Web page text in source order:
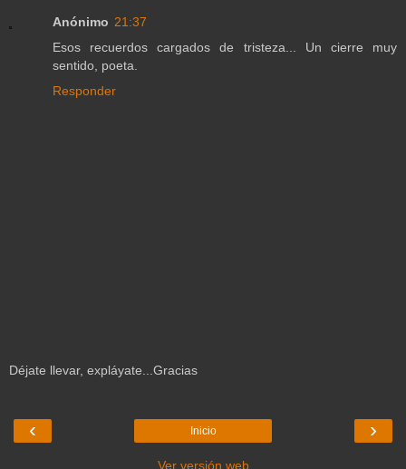
Anónimo 21:37
Esos recuerdos cargados de tristeza... Un cierre muy
sentido, poeta.
Responder
Déjate llevar, expláyate...Gracias
‹ ›
Inicio
Ver versión web